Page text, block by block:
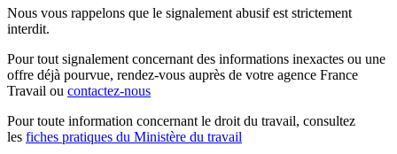
Nous vous rappelons que le signalement abusif est strictement
interdit.
Pour tout signalement concernant des informations inexactes ou une
offre déjà pourvue, rendez-vous auprès de votre agence France
Travail ou contactez-nous
Pour toute information concernant le droit du travail, consultez
les fiches pratiques du Ministère du travail